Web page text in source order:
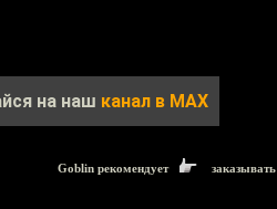
на наш канал в MAX
Goblin рекомендует заказывать